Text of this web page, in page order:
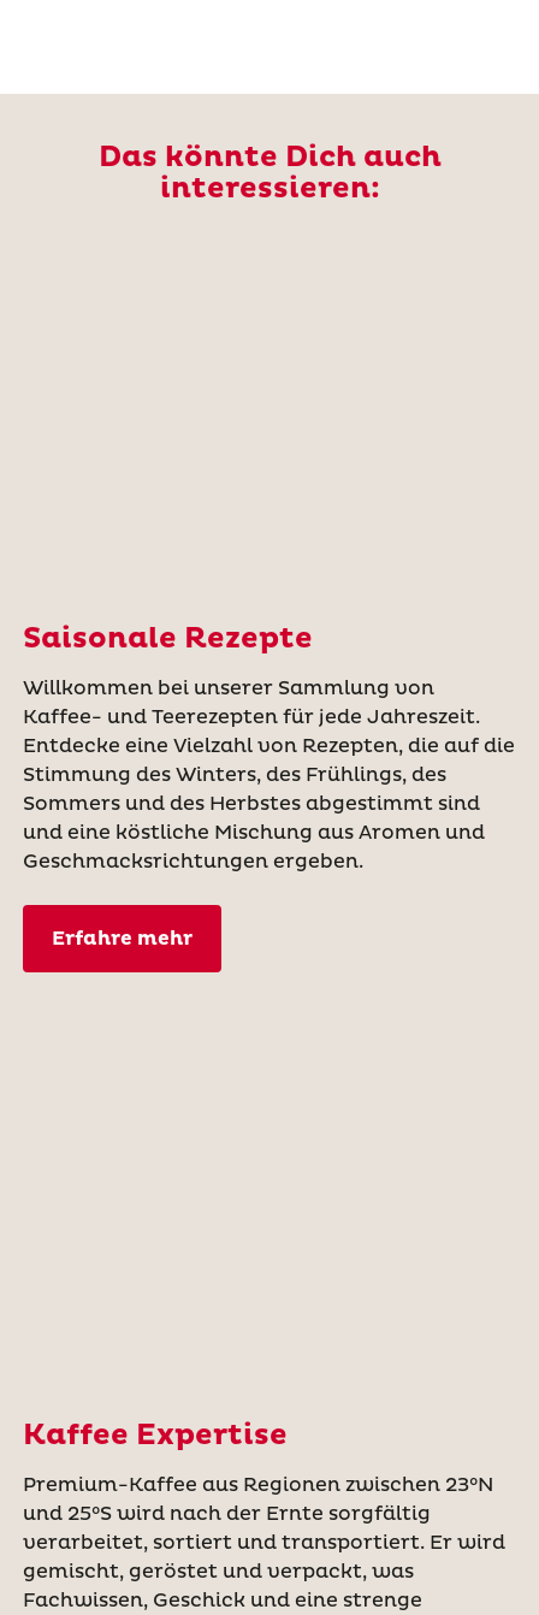
Das könnte Dich auch
interessieren:
Saisonale Rezepte
Willkommen bei unserer Sammlung von
Kaffee- und Teerezepten für jede Jahreszeit.
Entdecke eine Vielzahl von Rezepten, die auf die
Stimmung des Winters, des Frühlings, des
Sommers und des Herbstes abgestimmt sind
und eine köstliche Mischung aus Aromen und
Geschmacksrichtungen ergeben.
Erfahre mehr
Kaffee Expertise
Premium-Kaffee aus Regionen zwischen 23°N
und 25°S wird nach der Ernte sorgfältig
verarbeitet, sortiert und transportiert. Er wird
gemischt, geröstet und verpackt, was
Fachwissen, Geschick und eine strenge